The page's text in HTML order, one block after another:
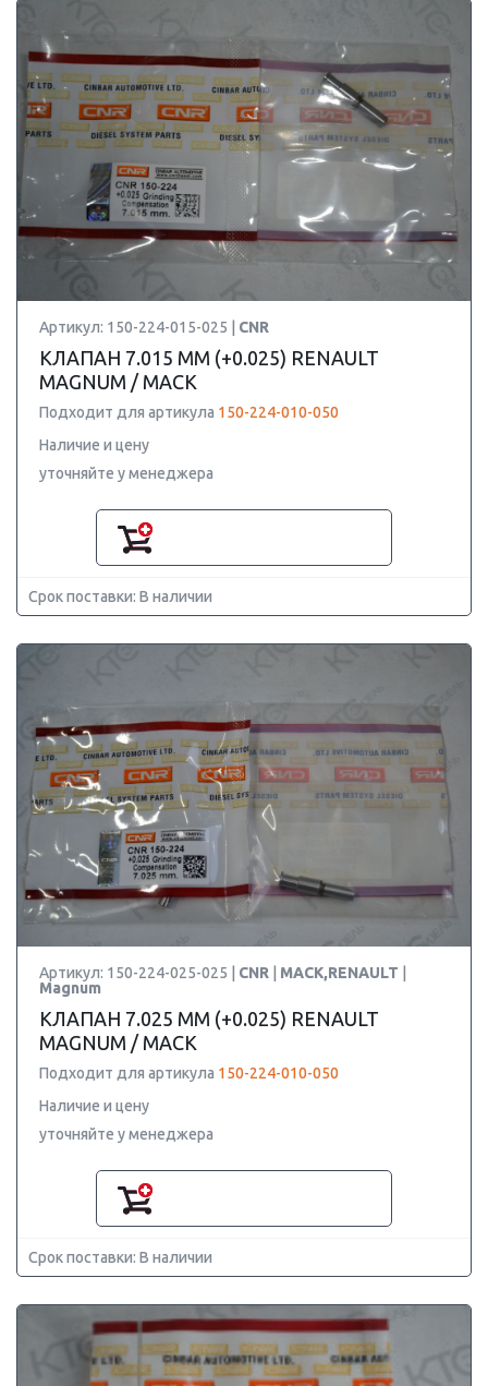
Артикул: 150-224-015-025 | CNR
КЛАПАН 7.015 ММ (+0.025) RENAULT
MAGNUM / MACK
Подходит для артикула 150-224-010-050
Наличие и цену
уточняйте у менеджера
Срок поставки: В наличии
Артикул: 150-224-025-025 | CNR MACK,RENAULT
Magnum
КЛАПАН 7.025 ММ (+0.025) RENAULT
MAGNUM / MACK
Подходит для артикула 150-224-010-050
Наличие и цену
уточняйте у менеджера
Срок поставки: В наличии